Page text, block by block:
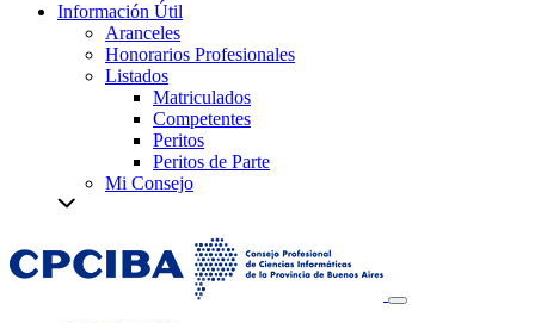
Información Útil
Aranceles
Honorarios Profesionales
Listados
Matriculados
Competentes
Peritos
Peritos de Parte
Mi Consejo